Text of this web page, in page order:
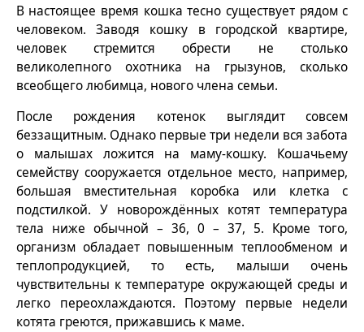
В настоящее время кошка тесно существует рядом с
человеком. Заводя кошку в городской квартире,
человек стремится обрести не столько
великолепного охотника на грызунов, сколько
всеобщего любимца, нового члена семьи.
После рождения котенок выглядит совсем
беззащитным. Однако первые три недели вся забота
о малышах ложится на маму-кошку. Кошачьему
семейству сооружается отдельное место, например,
большая вместительная коробка или клетка с
подстилкой. У новорождённых котят температура
тела ниже обычной – 36, 0 – 37, 5. Кроме того,
организм обладает повышенным теплообменом и
теплопродукцией, то есть, малыши очень
чувствительны к температуре окружающей среды и
легко переохлаждаются. Поэтому первые недели
котята греются, прижавшись к маме.